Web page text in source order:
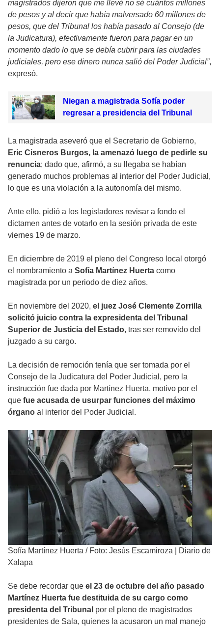
magistrados dijeron que me llevé no sé cuántos millones
de pesos y al decir que había malversado 60 millones de
pesos, que del Tribunal los había pasado al Consejo (de
la Judicatura), efectivamente fueron para pagar en un
momento dado lo que se debía cubrir para las ciudades
judiciales, pero ese dinero nunca salió del Poder Judicial”,
expresó.
Niegan a magistrada Sofía poder
regresar a presidencia del Tribunal
La magistrada aseveró que el Secretario de Gobierno,
Eric Cisneros Burgos, la amenazó luego de pedirle su
renuncia; dado que, afirmó, a su llegaba se habían
generado muchos problemas al interior del Poder Judicial,
lo que es una violación a la autonomía del mismo.
Ante ello, pidió a los legisladores revisar a fondo el
dictamen antes de votarlo en la sesión privada de este
viernes 19 de marzo.
En diciembre de 2019 el pleno del Congreso local otorgó
el nombramiento a Sofía Martínez Huerta como
magistrada por un periodo de diez años.
En noviembre del 2020, el juez José Clemente Zorrilla
solicitó juicio contra la expresidenta del Tribunal
Superior de Justicia del Estado, tras ser removido del
juzgado a su cargo.
La decisión de remoción tenía que ser tomada por el
Consejo de la Judicatura del Poder Judicial, pero la
instrucción fue dada por Martínez Huerta, motivo por el
que fue acusada de usurpar funciones del máximo
órgano al interior del Poder Judicial.
Sofía Martínez Huerta / Foto: Jesús Escamiroza | Diario de
Xalapa
Se debe recordar que el 23 de octubre del año pasado
Martínez Huerta fue destituida de su cargo como
presidenta del Tribunal por el pleno de magistrados
presidentes de Sala, quienes la acusaron un mal manejo